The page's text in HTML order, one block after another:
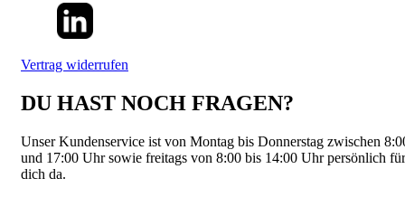
Vertrag widerrufen
DU HAST NOCH FRAGEN?
Unser Kundenservice ist von Montag bis Donnerstag zwischen
und 17:00 Uhr sowie freitags von 8:00 bis 14:00 Uhr persönlich für
dich da.